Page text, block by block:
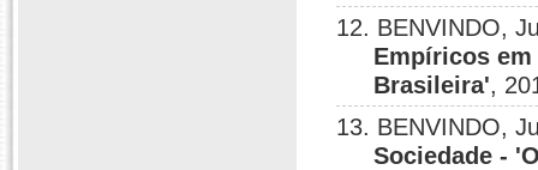
12. BENVINDO,
Empíricos
Brasileira',
13. BENVINDO,
Sociedade -